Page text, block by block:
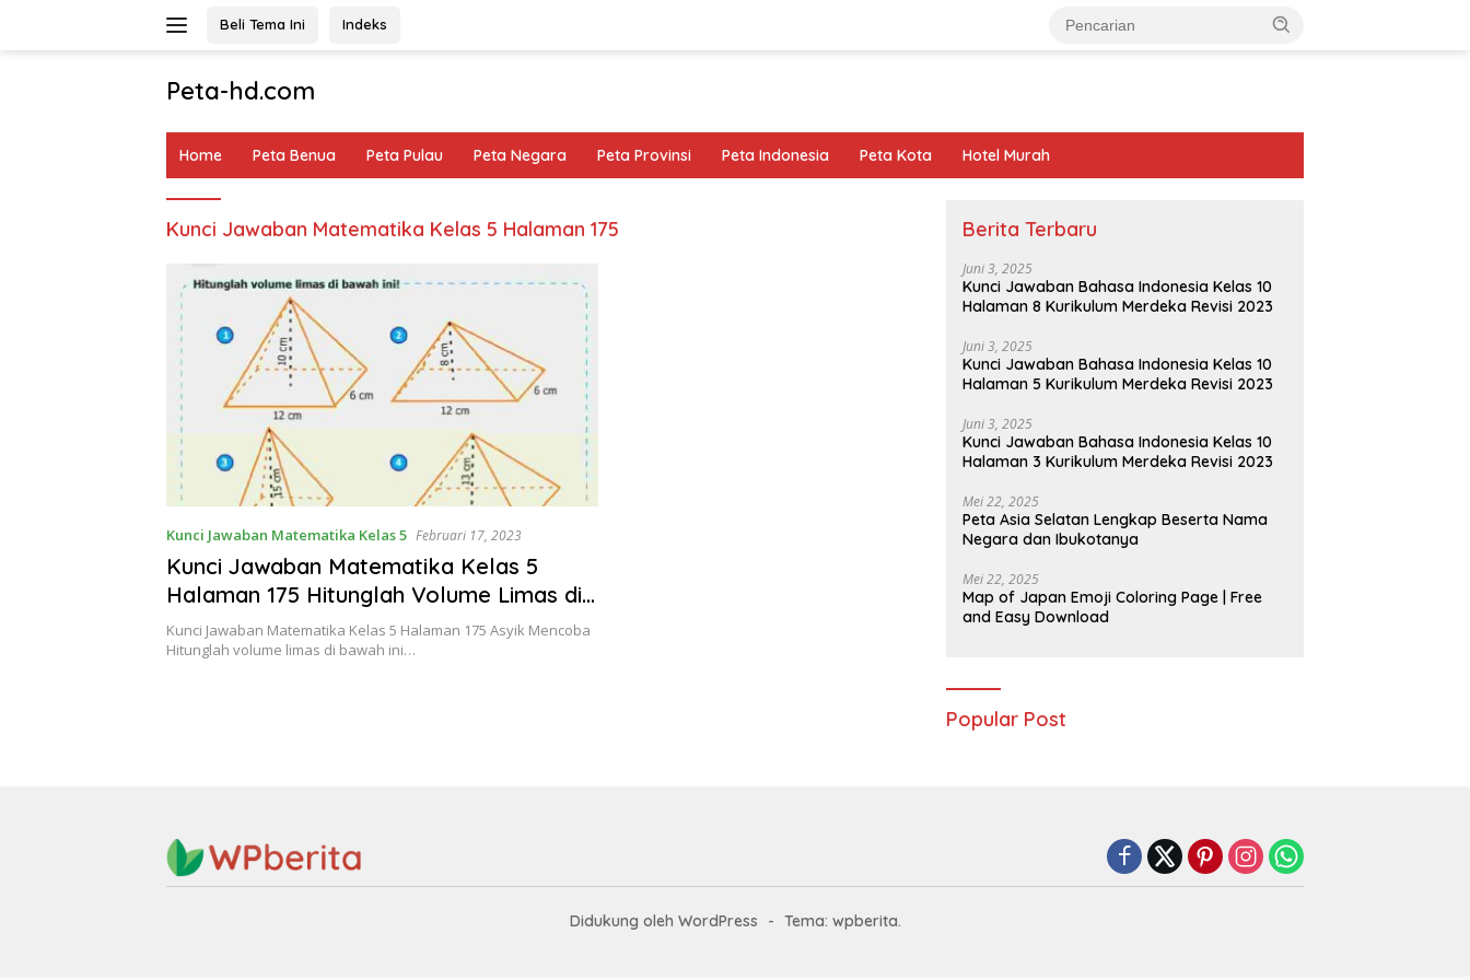
Beli Tema Ini Indeks
Peta-hd.com
Gambar
HD
Home Peta Benua Peta Pulau Peta Negara Peta Provinsi Peta Indonesia Peta Kota Hotel Murah
Kunci Jawaban Matematika Kelas 5 Halaman 175
Kunci Jawaban Matematika Kelas 5 Februari 17, 2023
Kunci Jawaban Matematika Kelas 5
Halaman 175 Hitunglah Volume Limas di
Bawah Ini
Kunci Jawaban Matematika Kelas 5 Halaman 175 Asyik Mencoba
Hitunglah volume limas di bawah ini…
Berita Terbaru
Juni 3, 2025
Kunci Jawaban Bahasa Indonesia Kelas 10
Halaman 8 Kurikulum Merdeka Revisi 2023
Juni 3, 2025
Kunci Jawaban Bahasa Indonesia Kelas 10
Halaman 5 Kurikulum Merdeka Revisi 2023
Juni 3, 2025
Kunci Jawaban Bahasa Indonesia Kelas 10
Halaman 3 Kurikulum Merdeka Revisi 2023
Mei 22, 2025
Peta Asia Selatan Lengkap Beserta Nama
Negara dan Ibukotanya
Mei 22, 2025
Map of Japan Emoji Coloring Page | Free
and Easy Download
Popular Post
Didukung oleh WordPress - Tema: wpberita.